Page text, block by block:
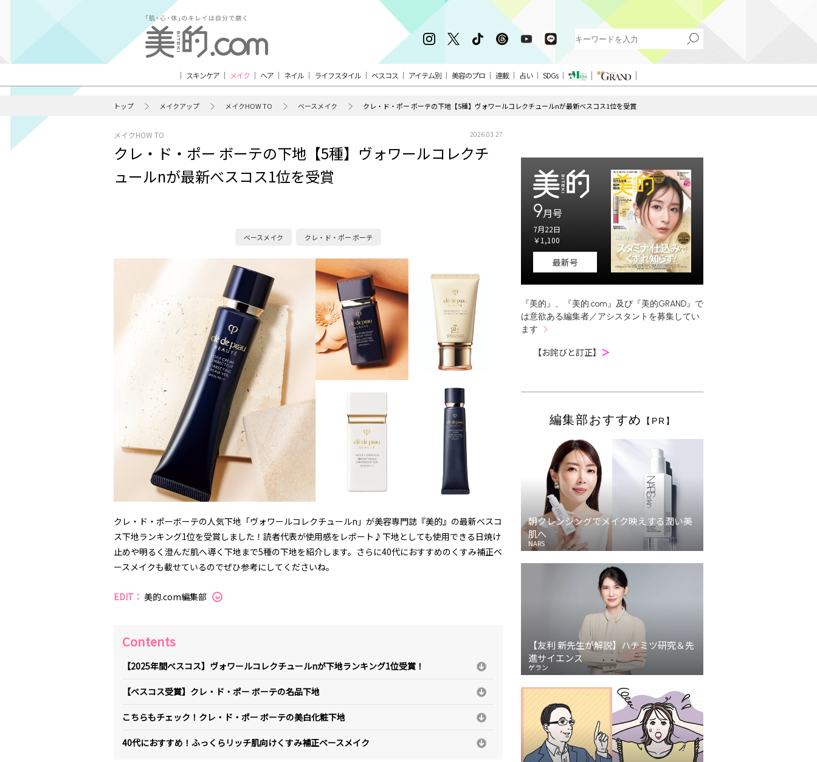
スキンケア メイク ヘア ネイル ライフスタイル ベスコス アイテム別 美容のプロ 連載 占い SDGs
トップ メイクアップ メイクHOW TO ベースメイク クレ・ド・ポー ボーテの下地【5種】ヴォワールコレクチュールnが最新べスコス1位を受賞
メイクHOW TO 2026.03.27
クレ・ド・ポー ボーテの下地【5種】ヴォワールコレクチ
ュールnが最新べスコス1位を受賞
ベースメイク クレ・ド・ポー ボーテ
クレ・ド・ポーボーテの人気下地「ヴォワールコレクチュールn」が美容専門誌『美的』の最新べスコ
ス下地ランキング1位を受賞しました！読者代表が使用感をレポート♪下地としても使用できる日焼け
止めや明るく澄んだ肌へ導く下地まで5種の下地を紹介します。さらに40代におすすめのくすみ補正ベ
ースメイクも載せているのでぜひ参考にしてくださいね。
EDIT： 美的.com編集部
Contents
【2025年間べスコス】ヴォワールコレクチュールnが下地ランキング1位受賞！
【ベスコス受賞】クレ・ド・ポー ボーテの名品下地
こちらもチェック！クレ・ド・ポー ボーテの美白化粧下地
40代におすすめ！ふっくらリッチ肌向けくすみ補正ベースメイク
9月号
7月22日
￥1,100
最新号
『美的』、『美的.com』及び『美的GRAND』で
は意欲ある編集者／アシスタントを募集してい
ます
【お詫びと訂正】 ＞
編集部おすすめ 【PR】
朝クレンジングでメイク映えする潤い美
肌へ
NARS
【友利 新先生が解説】ハチミツ研究＆先
進サイエンス
ゲラン